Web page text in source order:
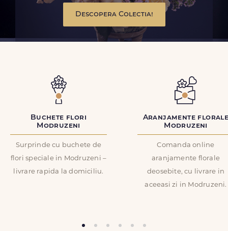
Descopera Colectia!
Buchete flori
Modruzeni
Surprinde cu buchete de
flori speciale in Modruzeni –
livrare rapida la domiciliu.
Aranjamente
Modruzeni
Comanda online
aranjamente florale
deosebite, cu livrare in
aceeasi zi in Modruzeni.